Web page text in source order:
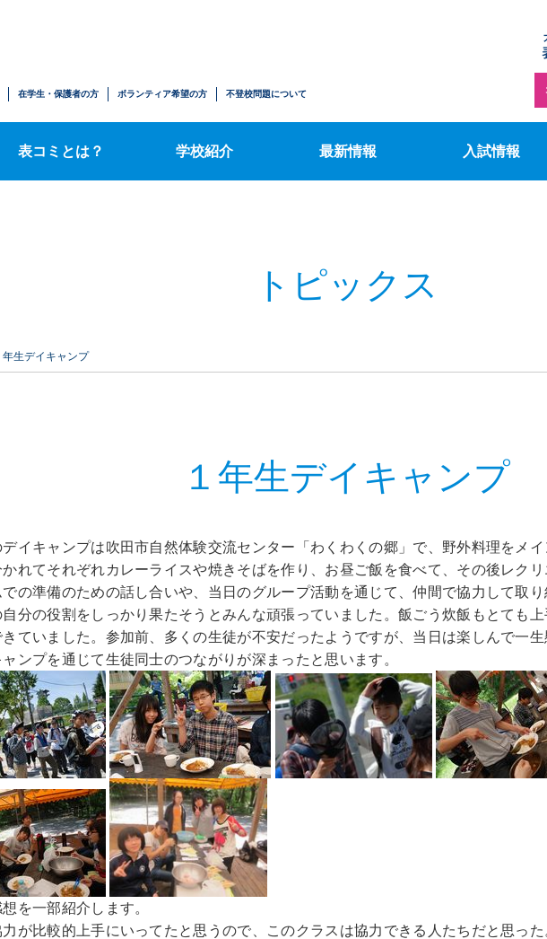
在学生・保護者の方 ボランティア希望の方 不登校問題について
表コミとは？
自立への歩み
学校紹介
情報公開
最新情報
入試情報
【中学生の方へ
トピックス
年生デイキャンプ
１年生デイキャンプ
デイキャンプは吹田市自然体験交流センター「わくわくの郷」で、野外料理をメ
かれてそれぞれカレーライスや焼きそばを作り、お昼ご飯を食べて、その後レク
での準備のための話し合いや、当日のグループ活動を通じて、仲間で協力して取
自分の役割をしっかり果たそうとみんな頑張っていました。飯ごう炊飯もとても
ていました。参加前、多くの生徒が不安だったようですが、当日は楽しんで一
ンプを通じて生徒同士のつながりが深まったと思います。
を一部紹介します。
力が比較的上手にいってたと思うので、このクラスは協力できる人たちだと思った